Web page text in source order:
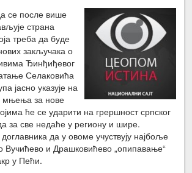
се после више
страна
треба да буде
закључака о
Ђинђиђевог
Селаковића
јасно указује на
мњења за нове
ће се ударити на грершност српског
за све недаће у региону и шире.
да у овоме учуствују најбоље
Вучићево и Драшковићево „опипавање“
у Пећи.